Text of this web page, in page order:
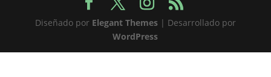
Diseñado por Elegant Themes| Desarrollado por
WordPress